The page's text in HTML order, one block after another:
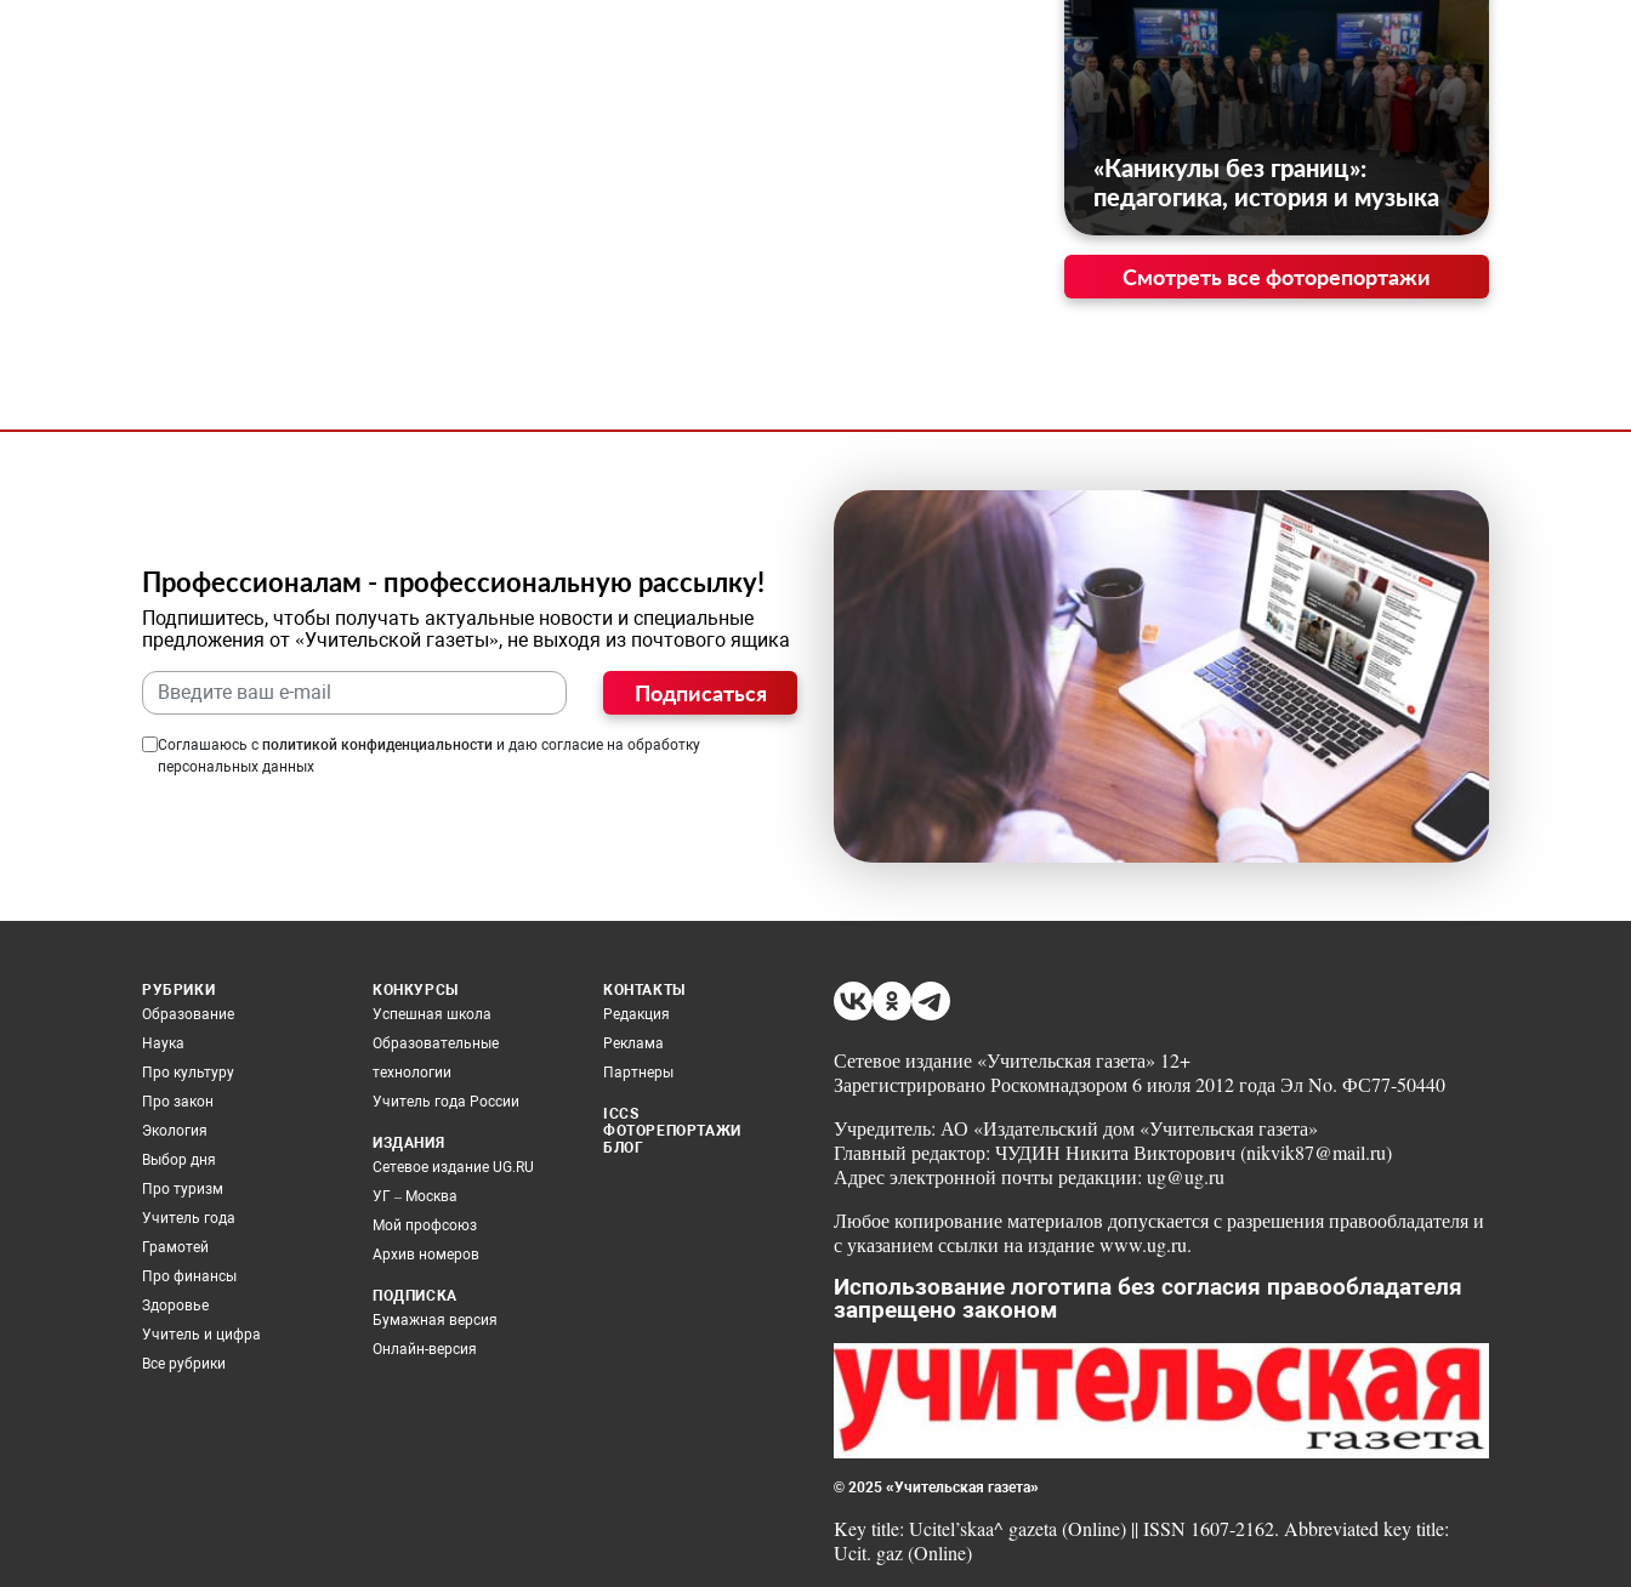
«Каникулы без границ»:
педагогика, история и музыка
Смотреть все фоторепортажи
Профессионалам - профессиональную рассылку!
Подпишитесь, чтобы получать актуальные новости и специальные
предложения от «Учительской газеты», не выходя из почтового ящика
Подписаться
Соглашаюсь с политикой конфиденциальности и даю согласие на обработку
персональных данных
РУБРИКИ
Образование
Наука
Про культуру
Про закон
Экология
Выбор дня
Про туризм
Учитель года
Грамотей
Про финансы
Здоровье
Учитель и цифра
Все рубрики
КОНКУРСЫ
Успешная школа
Образовательные
технологии
Учитель года России
ИЗДАНИЯ
Сетевое издание UG.RU
УГ – Москва
Мой профсоюз
Архив номеров
ПОДПИСКА
Бумажная версия
Онлайн-версия
КОНТАКТЫ
Редакция
Реклама
Партнеры
ICCS
ФОТОРЕПОРТАЖИ
БЛОГ
Сетевое издание «Учительская газета» 12+
Зарегистрировано Роскомнадзором 6 июля 2012 года Эл No. ФС77-50440
Учредитель: АО «Издательский дом «Учительская газета»
Главный редактор: ЧУДИН Никита Викторович (nikvik87@mail.ru)
Адрес электронной почты редакции: ug@ug.ru
Любое копирование материалов допускается с разрешения правообладателя и
с указанием ссылки на издание www.ug.ru.
Использование логотипа без согласия правообладателя
запрещено законом
© 2025 «Учительская газета»
Key title: Ucitel’skaa^ gazeta (Online) || ISSN 1607-2162. Abbreviated key title:
Ucit. gaz (Online)